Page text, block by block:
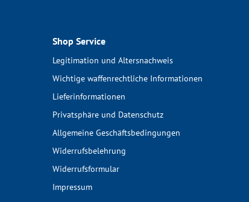
Shop Service
Legitimation und Altersnachweis
Wichtige waffenrechtliche Informationen
Lieferinformationen
Privatsphäre und Datenschutz
Allgemeine Geschäftsbedingungen
Widerrufsbelehrung
Widerrufsformular
Impressum